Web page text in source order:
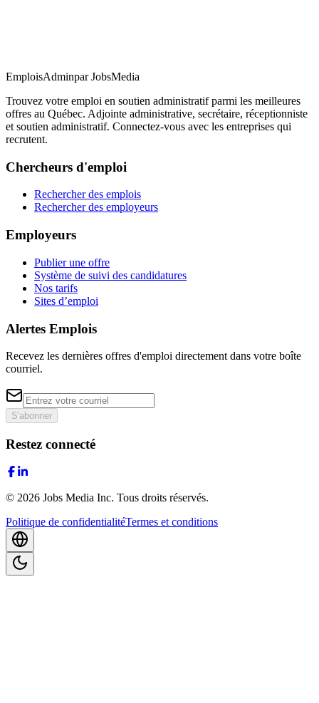
EmploisAdminpar JobsMedia
Trouvez votre emploi en soutien administratif parmi les meilleures
offres au Québec. Adjointe administrative, secrétaire, réceptionniste
et soutien administratif. Connectez-vous avec les entreprises qui
recrutent.
Chercheurs d'emploi
Rechercher des emplois
Rechercher des employeurs
Employeurs
Publier une offre
Système de suivi des candidatures
Nos tarifs
Sites d’emploi
Alertes Emplois
Recevez les dernières offres d'emploi directement dans votre boîte
courriel.
S'abonner
Restez connecté
© 2026 Jobs Media Inc. Tous droits réservés.
Politique de confidentialitéTermes et conditions